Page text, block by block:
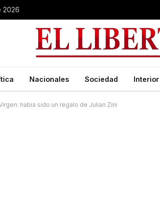
2026
Nacionales Sociedad Interior
había sido un regalo de Julian Zini